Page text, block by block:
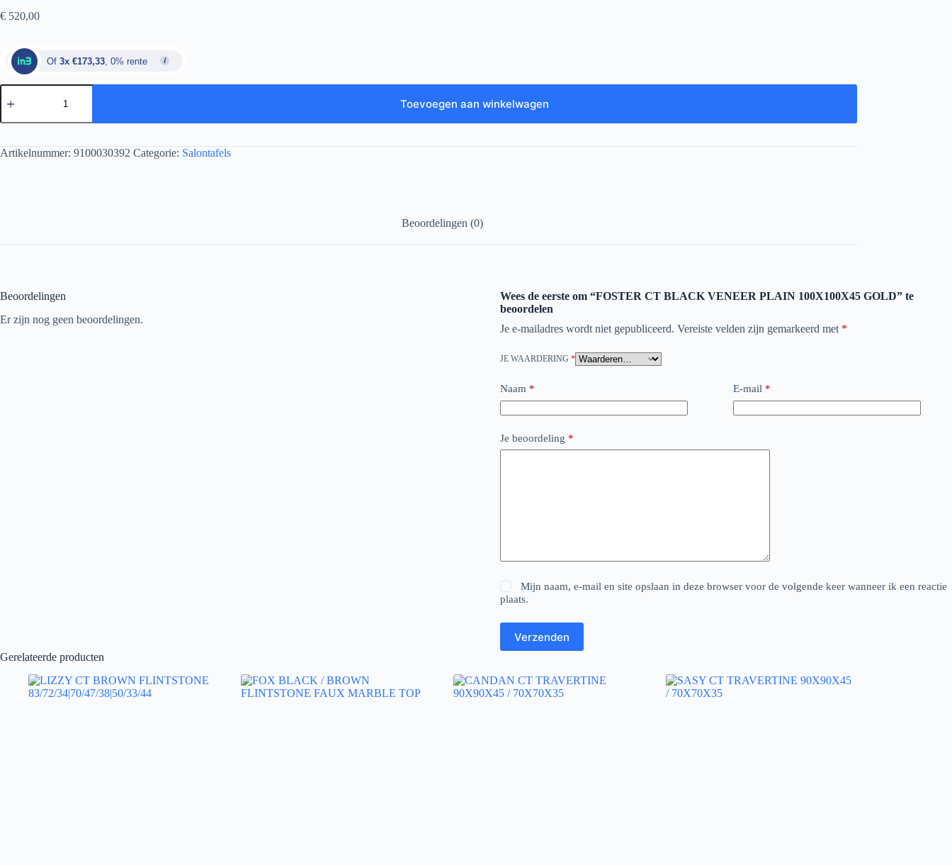
€ 520,00
Of 3x €173,33 , 0% rente
Toevoegen aan winkelwagen
Artikelnummer: 9100030392 Categorie: Salontafels
Beoordelingen (0)
Beoordelingen
Er zijn nog geen beoordelingen.
Wees de eerste om “FOSTER CT BLACK VENEER PLAIN 100X100X45 GOLD” te
beoordelen
Je e-mailadres wordt niet gepubliceerd. Vereiste velden zijn gemarkeerd met *
JE WAARDERING *
Naam* E-mail*
Je beoordeling *
Mijn naam, e-mail en site opslaan in deze browser voor de volgende keer wanneer ik een reactie
plaats.
Verzenden
Gerelateerde producten